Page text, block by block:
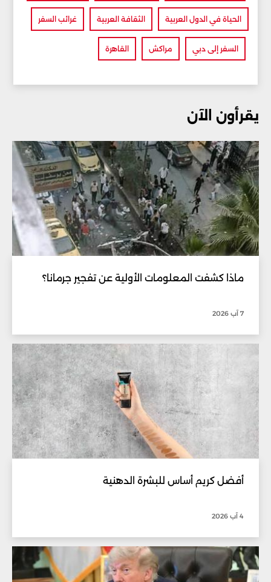
الحياة في الدول العربية الثقافة العربية غرائب السفر
السفر إلى دبي مراكش القاهرة
يقرأون الآن
ماذا كشفت المعلومات الأولية عن تفجير جرمانا؟
7 آب 2026
أفضل كريم أساس للبشرة الدهنية
4 آب 2026